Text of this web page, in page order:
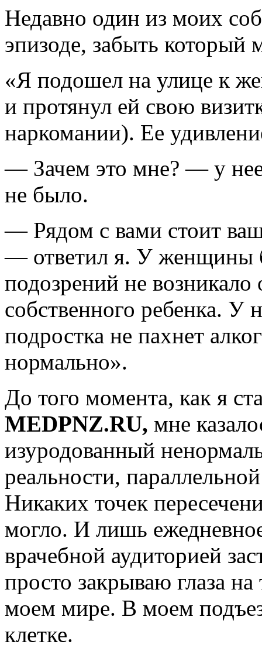
Недавно один из моих
эпизоде, забыть который
«Я подошел на улице к
и протянул ей свою
наркомании). Ее
— Зачем это мне? — у
не было.
— Рядом с вами стоит
— ответил я. У женщины
подозрений не возникало
собственного ребенка. У
подростка не пахнет
нормально».
До того момента, как я
MEDPNZ.RU, мне
изуродованный
реальности,
Никаких точек
могло. И лишь
врачебной аудиторией
просто закрываю глаза
моем мире. В моем
клетке.